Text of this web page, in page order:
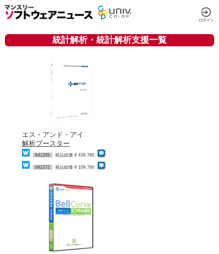
統計解析・統計解析支援一覧
エス・アンド・アイ
解析ブースター
641265 税込組価 ¥ 439,780
641272 税込組価 ¥ 109,780